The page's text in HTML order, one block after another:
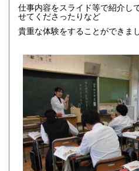
仕事内容をスライド等で紹介し
せてくださったりなど
貴重な体験をすることができまし